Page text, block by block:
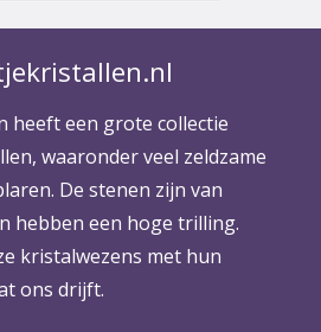
heeft een grote collectie
waaronder veel zeldzame
De stenen zijn van
hebben een hoge trilling.
kristalwezens met hun
ons drijft.